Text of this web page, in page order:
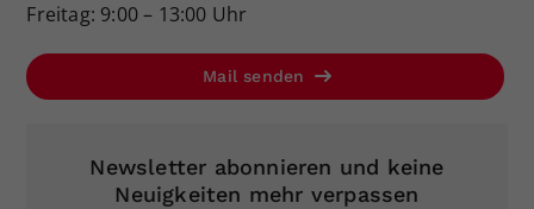
Freitag: 9:00 – 13:00 Uhr
Mail senden
Newsletter abonnieren und keine
Neuigkeiten mehr verpassen